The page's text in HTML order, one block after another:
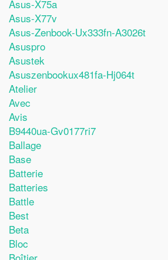
Asus-X75a
Asus-X77v
Asus-Zenbook-Ux333fn-A3026t
Asuspro
Asustek
Asuszenbookux481fa-Hj064t
Atelier
Avec
Avis
B9440ua-Gv0177ri7
Ballage
Base
Batterie
Batteries
Battle
Best
Beta
Bloc